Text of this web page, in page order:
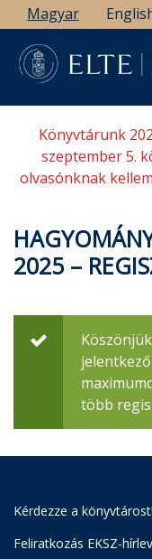
Ugrás
a
tartalomra
Magyar
Könyvtárunk
szeptember 5.
olvasónknak
2025 –
több
Kérdezze a könyvtárost!
Feliratkozás EKSZ-